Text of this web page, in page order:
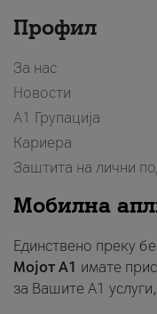
Профил
За нас
Новости
А1 Групација
Кариера
Заштита на лични
Мобилна
Единствено преку
Мојот A1 имате
за Вашите A1